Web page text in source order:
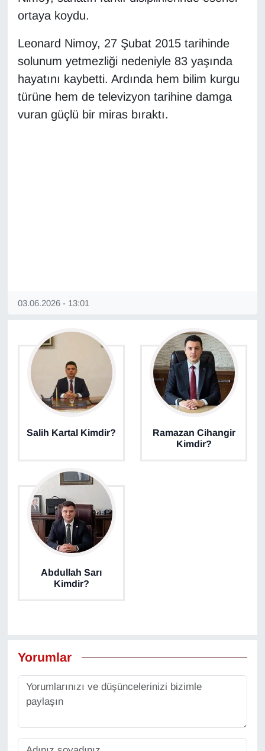
ortaya koydu.
Leonard Nimoy, 27 Şubat 2015 tarihinde
solunum yetmezliği nedeniyle 83 yaşında
hayatını kaybetti. Ardında hem bilim kurgu
türüne hem de televizyon tarihine damga
vuran güçlü bir miras bıraktı.
03.06.2026 - 13:01
Salih Kartal Kimdir?
Ramazan Cihangir
Kimdir?
Abdullah Sarı
Kimdir?
Yorumlar
MEDYA
ONE EKONOMİ
POLİTİKA
Resmi İlanlar
TEKNOLOJİ
Turizm
VAN'DA SPOR
YAŞAM
YEREL